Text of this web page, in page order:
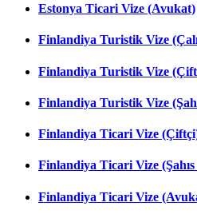
Estonya Ticari Vize (Avukat)
Finlandiya Turistik Vize
Finlandiya Turistik Vize
Finlandiya Turistik Vize
Finlandiya Ticari Vize
Finlandiya Ticari Vize (Şahıs
Finlandiya Ticari Vize